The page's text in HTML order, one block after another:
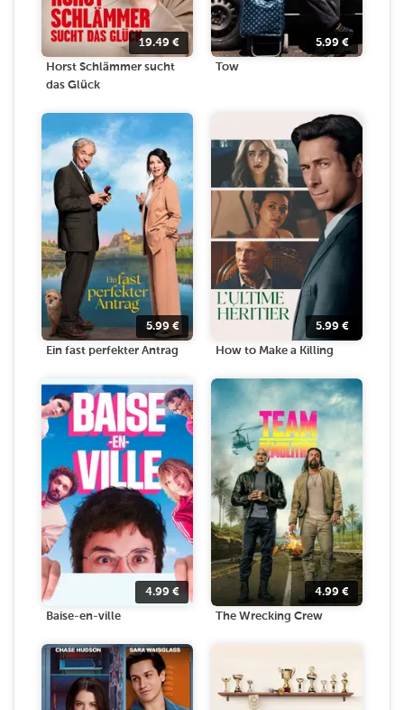
19.49 €
Horst Schlämmer sucht
das Glück
5.99 €
Tow
5.99 €
Ein fast perfekter Antrag
5.99 €
How to Make a Killing
4.99 €
Baise-en-ville
4.99 €
The Wrecking Crew